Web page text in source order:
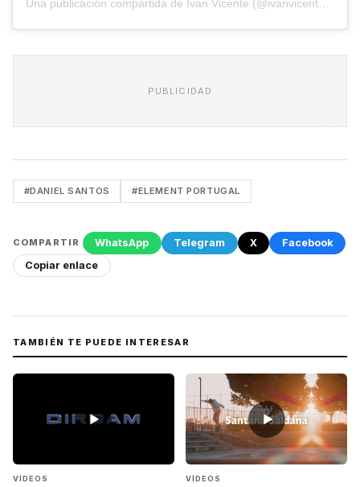
PUBLICIDAD
#DANIEL SANTOS #ELEMENT PORTUGAL
COMPARTIR WhatsApp Telegram X
Facebook
Copiar enlace
TAMBIÉN TE PUEDE INTERESAR
▶
VÍDEOS
▶
VÍDEOS